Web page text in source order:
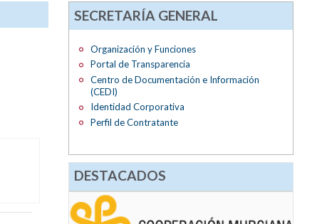
SECRETARÍA GENERAL
Organización y Funciones
Portal de Transparencia
Centro de Documentación e Información
(CEDI)
Identidad Corporativa
Perfil de Contratante
DESTACADOS